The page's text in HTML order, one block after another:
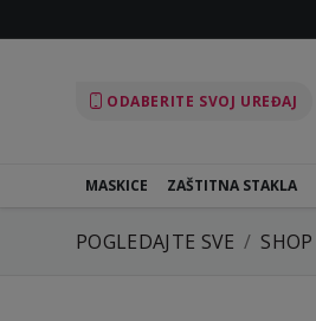
ODABERITE SVOJ UREĐAJ
MASKICE ZAŠTITNA STAKLA
POGLEDAJTE SVE SHOP